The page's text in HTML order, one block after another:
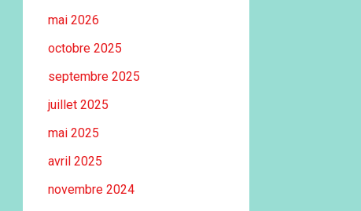
mai 2026
octobre 2025
septembre 2025
juillet 2025
mai 2025
avril 2025
novembre 2024